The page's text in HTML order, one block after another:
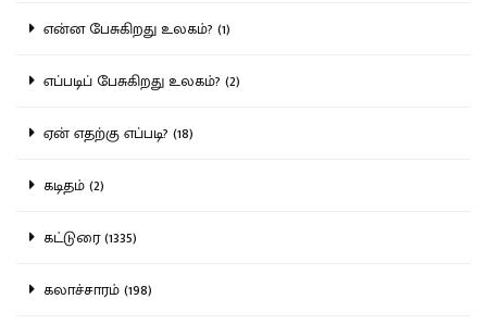
என்ன பேசுகிறது உலகம்? (1)
எப்படிப் பேசுகிறது உலகம்? (2)
ஏன் எதற்கு எப்படி? (18)
கடிதம் (2)
கட்டுரை (1335)
கலாச்சாரம் (198)